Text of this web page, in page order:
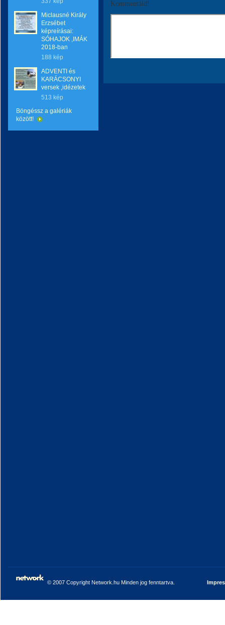
Miclausné Király
Erzsébet
képreírásai:
SÓHAJOK ,IMÁK
2018-ban
188 kép
ADVENTI és
KARÁCSONYI
versek ,idézetek
513 kép
Böngéssz a galériák
között!
Kommentáld!
© 2007 Copyright Network.hu Minden jog fenntartva.